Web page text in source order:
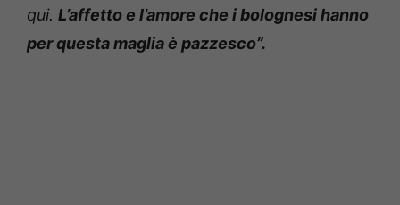
qui. L’affetto e l’amore che i bolognesi hanno
per questa maglia è pazzesco”.